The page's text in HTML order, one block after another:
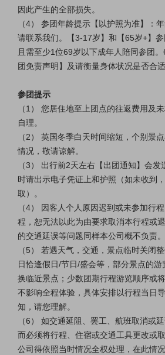
因此产生的全部损失。
（4） 参团年龄提示【以护照为准】：
请联系我们。【3-17岁】和【65岁+】
且需至少1位69岁以下成年人陪同参团
团免责声明】及请衡量身体状况是否合
参团提示
（1） 您居住地至上团点的往返费用及
自理。
（2） 英国冬季白天时间缩短，个别景
情况，敬请谅解。
（3） 出行前2天左右【出团通知】会
时请出示电子凭证上和护照（如未收到
取）。
（4） 因客人个人原因迟到或未参加行
程，恕无法以此为由要求取消本行程或
的交通延误等问题同样本公司概不负责。
（5） 若遇天气，交通，景点临时关闭
日恰逢假日/节日/盛会等，部分景点的
换临近景点；少数团期行程游览顺序或
不影响全程体验，具体安排以行程当日
知，请您理解。
（6） 如交通延阻、罢工、航班取消或
而必须将行程、住宿或交通工具更改或
公司得依照当时情况全权处理，在此情